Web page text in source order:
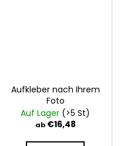
Aufkleber nach Ihrem
Foto
Auf Lager (>5 St)
ab€16,48